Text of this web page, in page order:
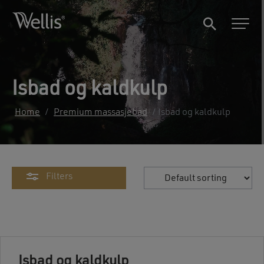
Isbad og kaldkulp
Home / Premium massasjebad / Isbad og kaldkulp
Filters